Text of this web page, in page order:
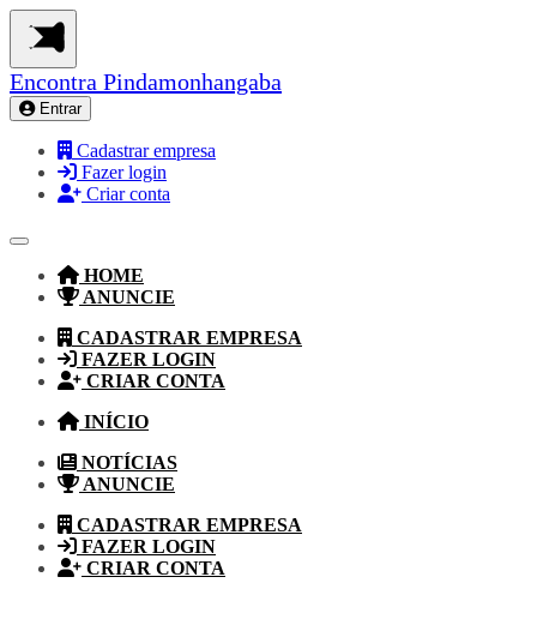
Encontra Pindamonhangaba
Entrar
Cadastrar empresa
Fazer login
Criar conta
HOME
ANUNCIE
CADASTRAR EMPRESA
FAZER LOGIN
CRIAR CONTA
INÍCIO
NOTÍCIAS
ANUNCIE
CADASTRAR EMPRESA
FAZER LOGIN
CRIAR CONTA